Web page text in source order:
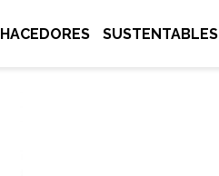
HACEDORES SUSTENTABLES